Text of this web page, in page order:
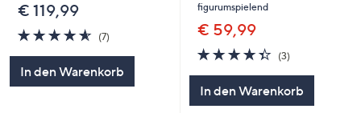
€ 119,99
4.6
von
(7)7
In den Warenkorb
figurumspielend
€ 59,99
4.3
von
(3)3
In den Warenkorb